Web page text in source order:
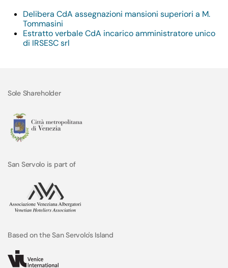
Delibera CdA assegnazioni mansioni superiori a M.
Tommasini
Estratto verbale CdA incarico amministratore unico
di IRSESC srl
Sole Shareholder
San Servolo is part of
Based on the San Servolo's Island